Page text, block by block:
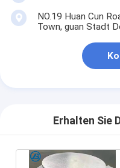
NO.19 Huan Cun
Town, guan Stadt
Erhalten Sie